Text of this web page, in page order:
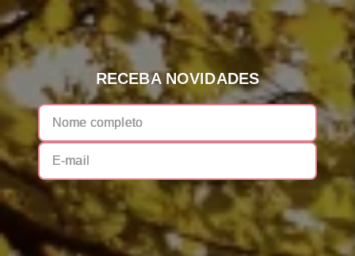
RECEBA NOVIDADES